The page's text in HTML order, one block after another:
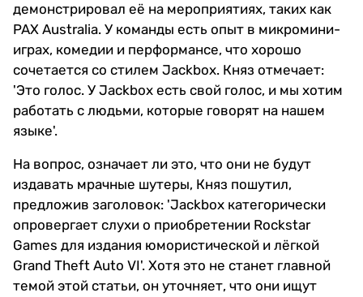
демонстрировал её на мероприятиях, таких как
PAX Australia. У команды есть опыт в микромини-
играх, комедии и перформансе, что хорошо
сочетается со стилем Jackbox. Княз отмечает:
'Это голос. У Jackbox есть свой голос, и мы хотим
работать с людьми, которые говорят на нашем
языке'.
На вопрос, означает ли это, что они не будут
издавать мрачные шутеры, Княз пошутил,
предложив заголовок: 'Jackbox категорически
опровергает слухи о приобретении Rockstar
Games для издания юмористической и лёгкой
Grand Theft Auto VI'. Хотя это не станет главной
темой этой статьи, он уточняет, что они ищут